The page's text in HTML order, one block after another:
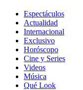
Espectáculos
Actualidad
Internacional
Exclusivo
Horóscopo
Cine y Series
Videos
Música
Qué Look